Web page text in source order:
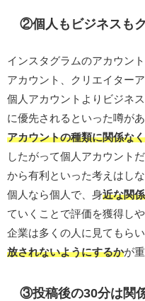
②個人もビジネスも
インスタグラムのアカウン
アカウント、クリエイター
個人アカウントよりビジネ
に優先されるといった噂が
アカウントの種類に関係な
したがって個人アカウント
から有利といった考えはし
個人なら個人で、身近な関
ていくことで評価を獲得しや
企業は多くの人に見てもら
放されないようにするかが
③投稿後の30分は関